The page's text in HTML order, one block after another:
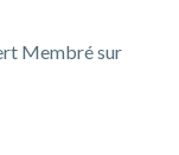
Membré sur